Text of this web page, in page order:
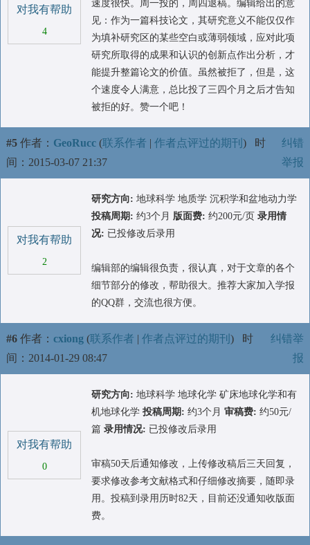
对我有帮助
4
速度很快。周一投的，周四退稿。编辑给出的意
见：作为一篇科技论文，其研究意义不能仅仅作
为填补研究区的某些空白或薄弱领域，应对此项
研究所取得的成果和认识的创新点作出分析，才
能提升整篇论文的价值。虽然被拒了，但是，这
个速度令人满意，总比投了三四个月之后才告知
被拒的好。赞一个吧！
#5 作者： GeoRucc (联系作者 | 作者点评过的期刊 ) 时
间：2015-03-07 21:37
纠错
举报
对我有帮助
2
研究方向: 地球科学 地质学 沉积学和盆地动力学
投稿周期: 约3个月 版面费: 约200元/页 录用情
况: 已投修改后录用
编辑部的编辑很负责，很认真，对于文章的各个
细节部分的修改，帮助很大。推荐大家加入学报
的QQ群，交流也很方便。
#6 作者： cxiong (联系作者 | 作者点评过的期刊 ) 时
间：2014-01-29 08:47
纠错举
报
对我有帮助
0
研究方向: 地球科学 地球化学 矿床地球化学和有
机地球化学 投稿周期: 约3个月 审稿费: 约50元/
篇 录用情况: 已投修改后录用
审稿50天后通知修改，上传修改稿后三天回复，
要求修改参考文献格式和仔细修改摘要，随即录
用。投稿到录用历时82天，目前还没通知收版面
费。